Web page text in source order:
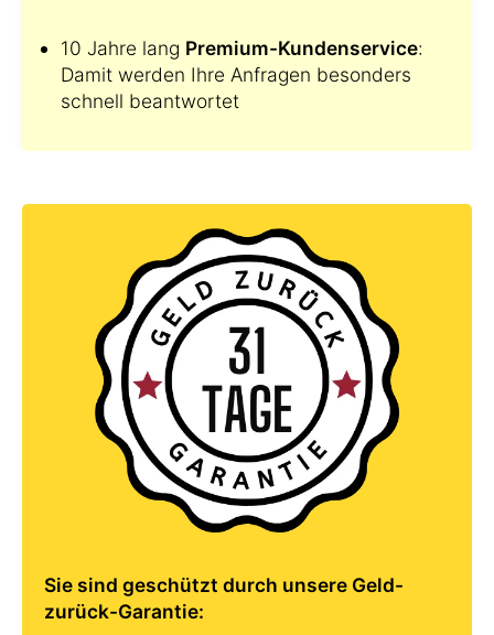
10 Jahre lang Premium-Kundenservice:
Damit werden Ihre Anfragen besonders
schnell beantwortet
Sie sind geschützt durch unsere Geld-
zurück-Garantie: